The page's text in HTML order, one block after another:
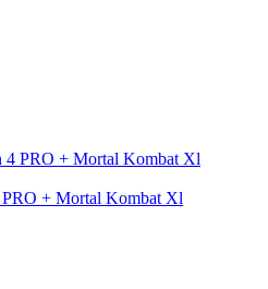
+ Mortal Kombat Xl